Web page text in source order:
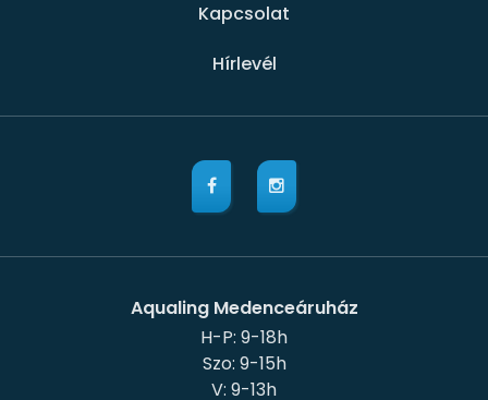
Kapcsolat
Hírlevél
Aqualing Medenceáruház
H-P: 9-18h
Szo: 9-15h